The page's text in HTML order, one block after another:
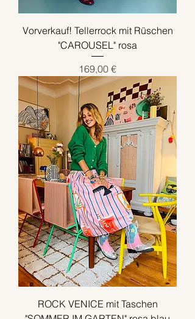
Vorverkauf! Tellerrock mit Rüschen
"CAROUSEL" rosa
Preis
169,00 €
ROCK VENICE mit Taschen